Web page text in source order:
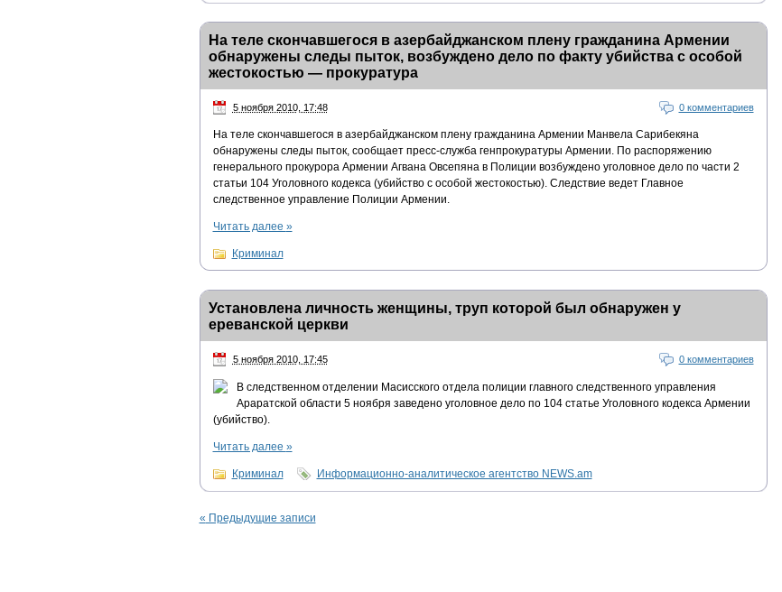
На теле скончавшегося в азербайджанском плену гражданина Армении
обнаружены следы пыток, возбуждено дело по факту убийства с особой
жестокостью — прокуратура
5 ноября 2010, 17:48 0 комментариев
На теле скончавшегося в азербайджанском плену гражданина Армении Манвела Сарибекяна
обнаружены следы пыток, сообщает пресс-служба генпрокуратуры Армении. По распоряжению
генерального прокурора Армении Агвана Овсепяна в Полиции возбуждено уголовное дело по части 2
статьи 104 Уголовного кодекса (убийство с особой жестокостью). Следствие ведет Главное
следственное управление Полиции Армении.
Читать далее »
Криминал
Установлена личность женщины, труп которой был обнаружен у
ереванской церкви
5 ноября 2010, 17:45 0 комментариев
В следственном отделении Масисского отдела полиции главного следственного управления
Араратской области 5 ноября заведено уголовное дело по 104 статье Уголовного кодекса Армении
(убийство).
Читать далее »
Криминал Информационно-аналитическое агентство NEWS.am
« Предыдущие записи